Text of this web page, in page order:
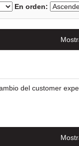
En orden:
del customer